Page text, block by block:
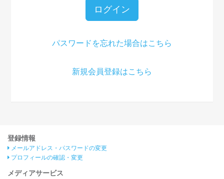
ログイン
パスワードを忘れた場合はこちら
新規会員登録はこちら
登録情報
メールアドレス・パスワードの変更
プロフィールの確認・変更
メディアサービス